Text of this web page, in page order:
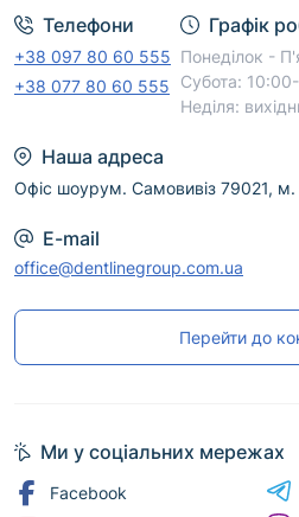
Телефони
+38 097 80 60 555
+38 077 80 60 555
Графік
Понеділок -
Субота:
Неділя:
Наша адреса
Офіс шоурум. Самовивіз 79021, м.
E-mail
office@dentlinegroup.com.ua
Перейти до
Ми у соціальних мережах
Facebook